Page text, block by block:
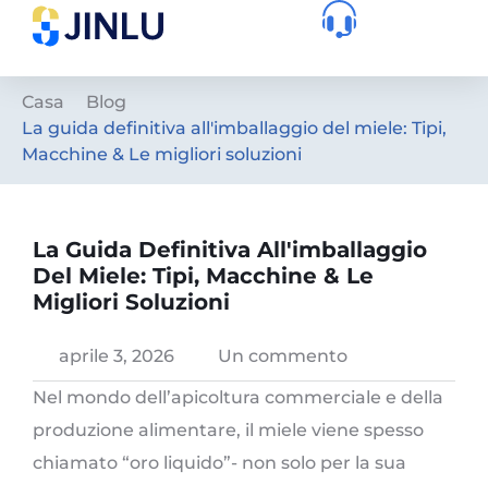
Casa
Blog
La guida definitiva all'imballaggio del miele: Tipi,
Macchine & Le migliori soluzioni
La Guida Definitiva All'imballaggio
Del Miele: Tipi, Macchine & Le
Migliori Soluzioni
aprile 3, 2026
Un commento
Nel mondo dell’apicoltura commerciale e della
produzione alimentare, il miele viene spesso
chiamato “oro liquido”- non solo per la sua